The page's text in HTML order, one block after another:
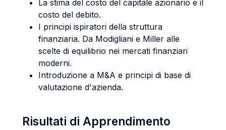
La stima del costo del capitale azionario e il
costo del debito.
I principi ispiratori della struttura
finanziaria. Da Modigliani e Miller alle
scelte di equilibrio nei mercati finanziari
moderni.
Introduzione a M&A e principi di base di
valutazione d'azienda.
Risultati di Apprendimento